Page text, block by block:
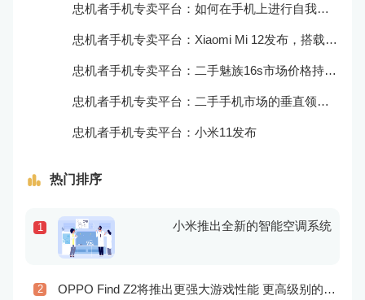
忠机者手机专卖平台：如何在手机上进行自我提升？
忠机者手机专卖平台：Xiaomi Mi 12发布，搭载更为出色的相机和处理器
忠机者手机专卖平台：二手魅族16s市场价格持续波动
忠机者手机专卖平台：二手手机市场的垂直领域拓展
忠机者手机专卖平台：小米11发布
热门排序
1 小米推出全新的智能空调系统
2 OPPO Find Z2将推出更强大游戏性能 更高级别的音频技术